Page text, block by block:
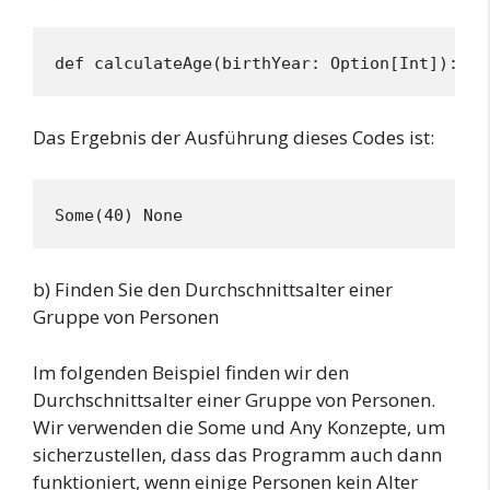
def calculateAge(birthYear:
Das Ergebnis der Ausführung dieses Codes ist:
Some(40) None
b) Finden Sie den Durchschnittsalter einer
Gruppe von Personen
Im folgenden Beispiel finden wir den
Durchschnittsalter einer Gruppe von Personen.
Wir verwenden die Some und Any Konzepte, um
sicherzustellen, dass das Programm auch dann
funktioniert, wenn einige Personen kein Alter